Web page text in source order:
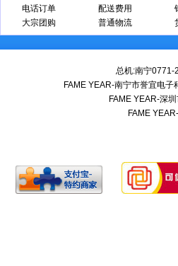
电话订单
大宗团购
配送费用
普通物流
总机:南宁
FAME YEAR-南宁市誉宜电
FAME YEAR-深
FAME